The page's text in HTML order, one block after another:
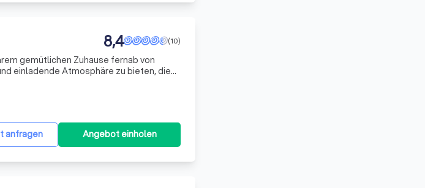
(10)
8,4
gemütlichen Zuhause fernab von
einladende Atmosphäre zu bieten, die
anfragen Angebot einholen